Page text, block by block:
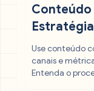
Conteúdo
Use conteúdo
canais e
Entenda o